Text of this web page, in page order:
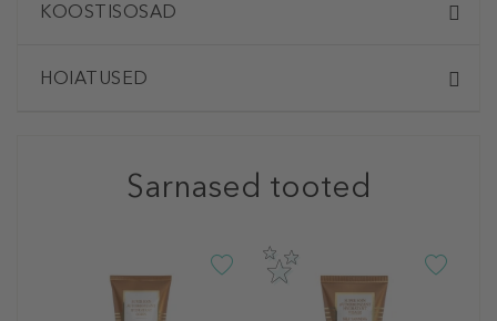
KOOSTISOSAD
HOIATUSED
Sarnased tooted